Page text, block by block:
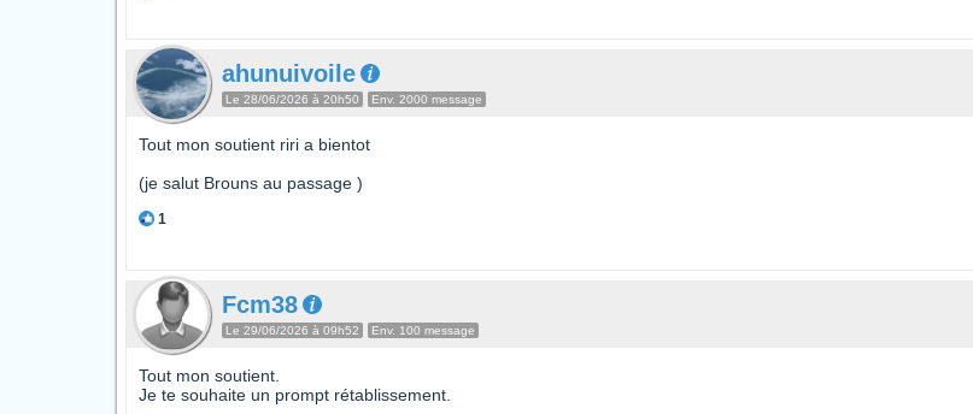
ahunuivoile
Le 28/06/2026 à 20h50 Env. 2000 message
Tout mon soutient riri a bientot
(je salut Brouns au passage )
1
Fcm38
Le 29/06/2026 à 09h52 Env. 100 message
Tout mon soutient.
Je te souhaite un prompt rétablissement.